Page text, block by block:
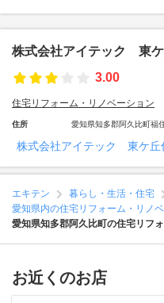
株式会社アイテック 東
3.00
住宅リフォーム・リノベーション
住所 愛知県知多郡阿久比町福
株式会社アイテック 東ケ丘
エキテン 暮らし・生活・住宅
愛知県内の住宅リフォーム・リノ
愛知県知多郡阿久比町の住宅リフ
お近くのお店